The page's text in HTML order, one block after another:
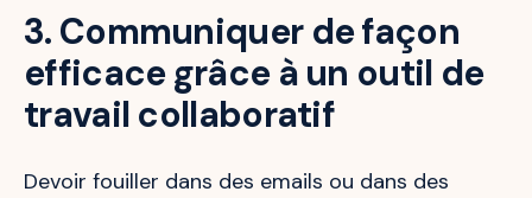
3. Communiquer de façon
efficace grâce à un outil de
travail collaboratif
Devoir fouiller dans des emails ou dans des